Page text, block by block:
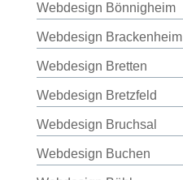
Webdesign Bönnigheim
Webdesign Brackenheim
Webdesign Bretten
Webdesign Bretzfeld
Webdesign Bruchsal
Webdesign Buchen